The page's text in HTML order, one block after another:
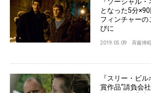
『ソーシャル
となった5分
フィンチャー
びに
2019.05.09 斉藤博昭
『スリー・ビ
賞作品“請負会